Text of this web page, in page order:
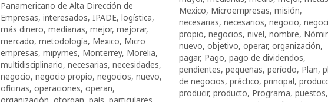
Panamericano de Alta Dirección de
Empresas, interesados, IPADE, logística,
más dinero, medianas, mejor, mejorar,
mercado, metodología, Mexico, Micro
empresas, mipymes, Monterrey, Morelia,
multidisciplinario, necesarias, necesidades,
negocio, negocio propio, negocios, nuevo,
oficinas, operaciones, operan,
Mexico, Microempresas, misión,
necesarias, necesarios, negocio,
propio, negocios, nivel, nombre,
nuevo, objetivo, operar, organización,
pagar, Pago, pago de dividendos,
pendientes, pequeñas, período, Plan,
de negocios, práctico, principal,
producir, producto, Programa, puestos,